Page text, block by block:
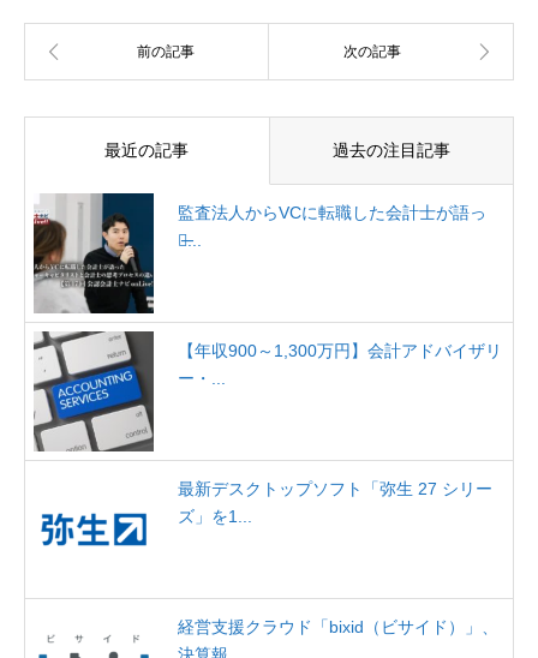
最近の記事 過去の注目記事
監査法人からVCに転職した会計士が語っ
た̶...
【年収900～1,300万円】会計アドバイザリ
ー・...
最新デスクトップソフト「弥生 27 シリー
ズ」を1...
経営支援クラウド「bixid（ビサイド）」、